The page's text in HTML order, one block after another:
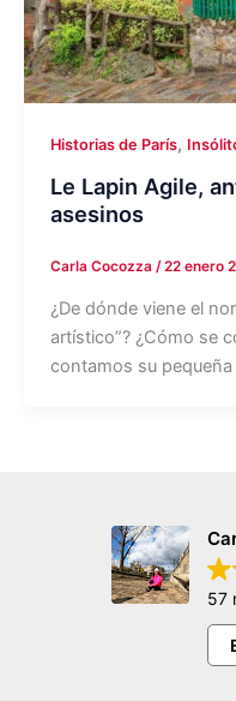
Historias de París,
Le Lapin Agile,
asesinos
Carla Cocozza /22 enero
¿De dónde viene el
artístico”? ¿Cómo se
contamos su
57